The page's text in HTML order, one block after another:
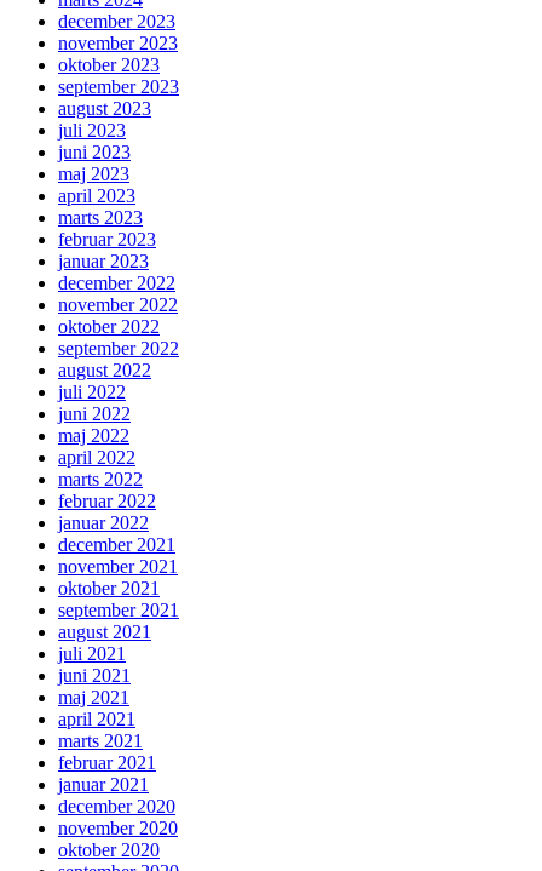
december 2023
november 2023
oktober 2023
september 2023
august 2023
juli 2023
juni 2023
maj 2023
april 2023
marts 2023
februar 2023
januar 2023
december 2022
november 2022
oktober 2022
september 2022
august 2022
juli 2022
juni 2022
maj 2022
april 2022
marts 2022
februar 2022
januar 2022
december 2021
november 2021
oktober 2021
september 2021
august 2021
juli 2021
juni 2021
maj 2021
april 2021
marts 2021
februar 2021
januar 2021
december 2020
november 2020
oktober 2020